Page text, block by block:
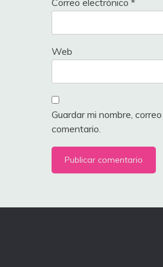
Web
Guardar mi nombre,
comentario.